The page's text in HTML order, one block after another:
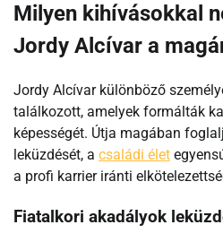
Milyen kihívásokkal
Jordy Alcívar a
Jordy Alcívar különböző
találkozott, amelyek formálták
képességét. Útja magában
leküzdését, a családi élet
a profi karrier iránti
Fiatalkori akadályok